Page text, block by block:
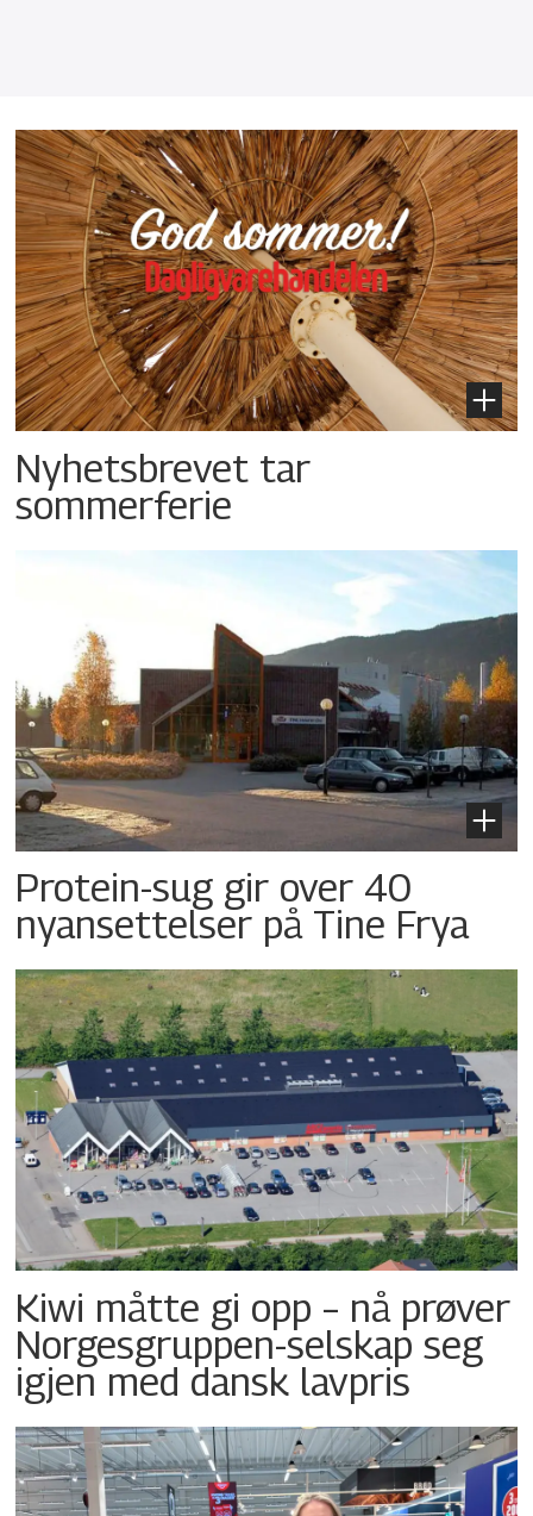
Nyhetsbrevet tar
sommerferie
Protein-sug gir over 40
nyansettelser på Tine Frya
Kiwi måtte gi opp – nå prøver
Norgesgruppen-selskap seg
igjen med dansk lavpris